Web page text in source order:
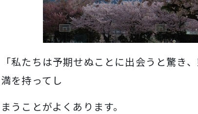
「私たちは予期せぬことに出会うと驚き
満を持ってし
まうことがよくあります。